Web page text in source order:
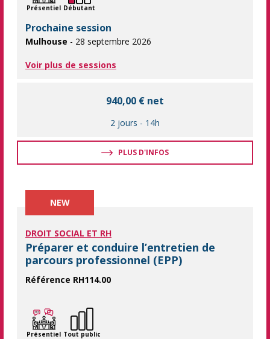
Présentiel Débutant
Prochaine session
Mulhouse - 28 septembre 2026
Voir plus de sessions
940,00 € net
2 jours - 14h
PLUS D'INFOS
NEW
DROIT SOCIAL ET RH
Préparer et conduire l’entretien de
parcours professionnel (EPP)
Référence RH114.00
Présentiel Tout public